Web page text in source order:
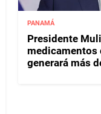
PANAMÁ
Presidente
medicamentos
generará más